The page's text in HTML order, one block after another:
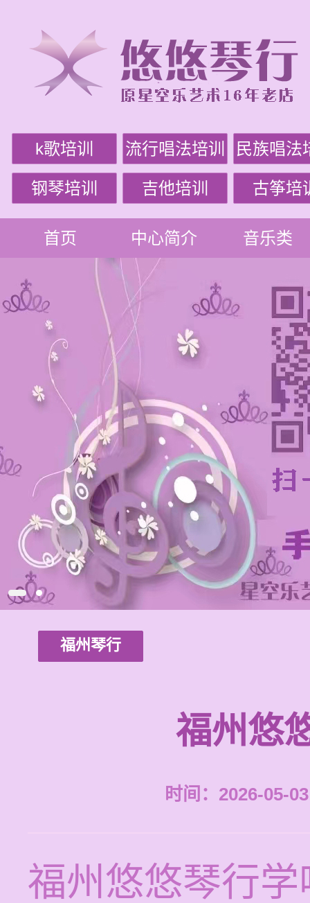
k歌培训 流行唱法培训 民族唱法
钢琴培训 吉他培训 古筝培
首页 中心简介 音乐类
福州琴行
福州悠
时间：2026-05-
福州悠悠琴行